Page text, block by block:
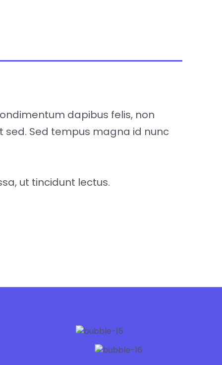
dapibus felis, non
sed. Sed tempus magna id nunc
ut tincidunt lectus.